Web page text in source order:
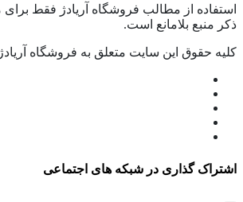
استفاده از مطالب فروشگاه آریادژ فقط برای
ذکر منبع بلامانع است.
کلیه حقوق این سایت متعلق به فروشگاه
اشتراک گذاری در شبکه های اجتماعی